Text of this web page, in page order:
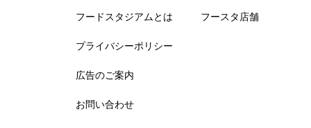
フードスタジアムとは
プライバシーポリシー
広告のご案内
お問い合わせ
フースタ店舗